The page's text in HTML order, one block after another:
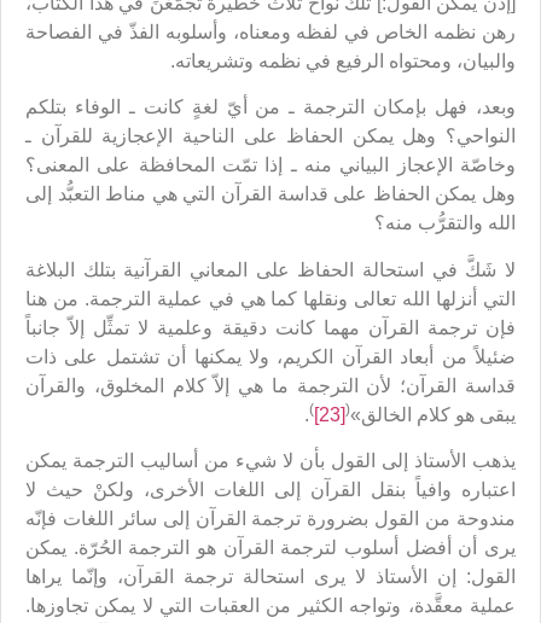
رهن نظمه الخاص في لفظه ومعناه، وأسلوبه الفذّ في الفصاحة
والبيان، ومحتواه الرفيع في نظمه وتشريعاته.
وبعد، فهل بإمكان الترجمة ـ من أيّ لغةٍ كانت ـ الوفاء بتلكم
النواحي؟ وهل يمكن الحفاظ على الناحية الإعجازية للقرآن ـ
وخاصّة الإعجاز البياني منه ـ إذا تمّت المحافظة على المعنى؟
وهل يمكن الحفاظ على قداسة القرآن التي هي مناط التعبُّد إلى
الله والتقرُّب منه؟
لا شَكَّ في استحالة الحفاظ على المعاني القرآنية بتلك البلاغة
التي أنزلها الله تعالى ونقلها كما هي في عملية الترجمة. من هنا
فإن ترجمة القرآن مهما كانت دقيقة وعلمية لا تمثِّل إلاّ جانباً
ضئيلاً من أبعاد القرآن الكريم، ولا يمكنها أن تشتمل على ذات
قداسة القرآن؛ لأن الترجمة ما هي إلاّ كلام المخلوق، والقرآن
يبقى هو كلام الخالق»(
[23]
)
.
يذهب الأستاذ إلى القول بأن لا شيء من أساليب الترجمة يمكن
اعتباره وافياً بنقل القرآن إلى اللغات الأخرى، ولكنْ حيث لا
مندوحة من القول بضرورة ترجمة القرآن إلى سائر اللغات فإنّه
يرى أن أفضل أسلوب لترجمة القرآن هو الترجمة الحُرّة. يمكن
القول: إن الأستاذ لا يرى استحالة ترجمة القرآن، وإنّما يراها
عملية معقَّدة، وتواجه الكثير من العقبات التي لا يمكن تجاوزها.